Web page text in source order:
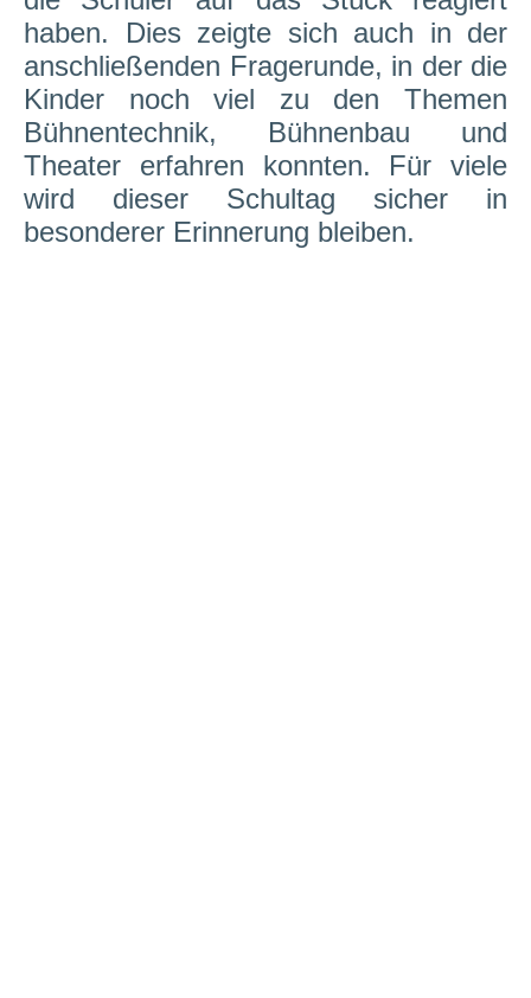
haben. Dies zeigte sich auch in der
anschließenden Fragerunde, in der die
Kinder noch viel zu den Themen
Bühnentechnik, Bühnenbau und
Theater erfahren konnten. Für viele
wird dieser Schultag sicher in
besonderer Erinnerung bleiben.